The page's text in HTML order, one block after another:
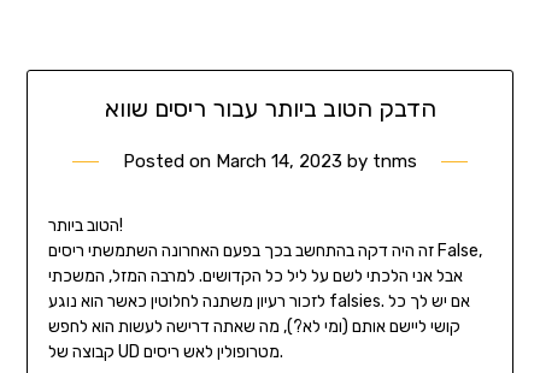
הדבק הטוב ביותר עבור ריסים שווא
Posted on March 14, 2023 by tnms
הטוב ביותר!
זה היה דקה בהתחשב בכך בפעם האחרונה השתמשתי ריסים False,
אבל אני הלכתי לשם על ליל כל הקדושים. למרבה המזל, המשכתי
לזכור רעיון משתנה לחלוטין כאשר הוא נוגע falsies. אם יש לך כל
קושי ליישם אותם (ומי לא?), מה שאתה דרישה לעשות הוא לחפש
קבוצה של UD מטרופולין לאש ריסים.